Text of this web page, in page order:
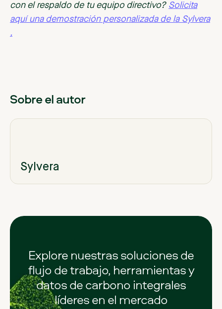
con el respaldo de tu equipo directivo? Solicita
aquí una demostración personalizada de la Sylvera
.
Sobre el autor
Sylvera
Explore nuestras soluciones de
flujo de trabajo, herramientas y
datos de carbono integrales
líderes en el mercado